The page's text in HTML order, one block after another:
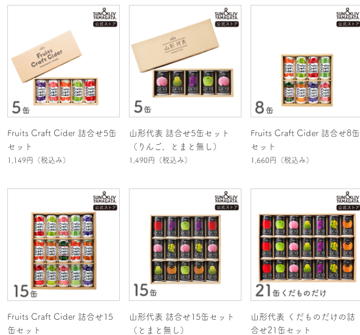
Fruits Craft Cider 詰合せ5缶
セット
1,149円 （税込み）
山形代表 詰合せ5缶セット
（りんご、とまと無し）
1,490円 （税込み）
Fruits Craft Cider 詰合せ8缶
セット
1,660円 （税込み）
Fruits Craft Cider 詰合せ15
缶セット
山形代表 詰合せ15缶セット
（とまと無し）
山形代表 くだものだけの詰
合せ21缶セット